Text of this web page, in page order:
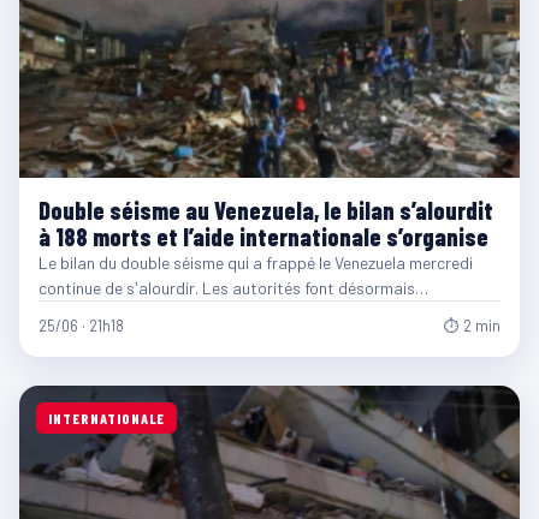
Double séisme au Venezuela, le bilan s’alourdit
à 188 morts et l’aide internationale s’organise
Le bilan du double séisme qui a frappé le Venezuela mercredi
continue de s'alourdir. Les autorités font désormais…
25/06 · 21h18 ⏱ 2 min
INTERNATIONALE